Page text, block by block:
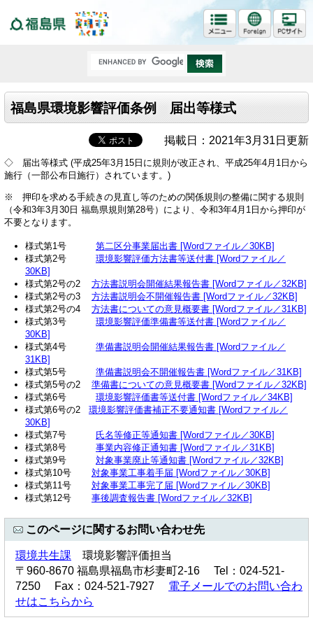
福島県環境影響評価条例 届出等様式
掲載日：2021年3月31日更新
◇ 届出等様式 (平成25年3月15日に規則が改正され、平成25年4月1日から
施行（一部公布日施行）されています。)
※ 押印を求める手続きの見直し等のための関係規則の整備に関する規則
（令和3年3月30日 福島県規則第28号）により、令和3年4月1日から押印が
不要となります。
様式第1号 第二区分事業届出書 [Wordファイル／30KB]
様式第2号 環境影響評価方法書等送付書 [Wordファイル／
30KB]
様式第2号の2 方法書説明会開催結果報告書 [Wordファイル／32KB]
様式第2号の3 方法書説明会不開催報告書 [Wordファイル／32KB]
様式第2号の4 方法書についての意見概要書 [Wordファイル／31KB]
様式第3号 環境影響評価準備書等送付書 [Wordファイル／
30KB]
様式第4号 準備書説明会開催結果報告書 [Wordファイル／
31KB]
様式第5号 準備書説明会不開催報告書 [Wordファイル／31KB]
様式第5号の2 準備書についての意見概要書 [Wordファイル／32KB]
様式第6号 環境影響評価書等送付書 [Wordファイル／34KB]
様式第6号の2 環境影響評価書補正不要通知書 [Wordファイル／
30KB]
様式第7号 氏名等修正等通知書 [Wordファイル／30KB]
様式第8号 事業内容修正通知書 [Wordファイル／31KB]
様式第9号 対象事業廃止等通知書 [Wordファイル／32KB]
様式第10号 対象事業工事着手届 [Wordファイル／30KB]
様式第11号 対象事業工事完了届 [Wordファイル／30KB]
様式第12号 事後調査報告書 [Wordファイル／32KB]
このページに関するお問い合わせ先
環境共生課 環境影響評価担当
〒960-8670 福島県福島市杉妻町2-16 Tel：024-521-
7250 Fax：024-521-7927 電子メールでのお問い合わ
せはこちらから